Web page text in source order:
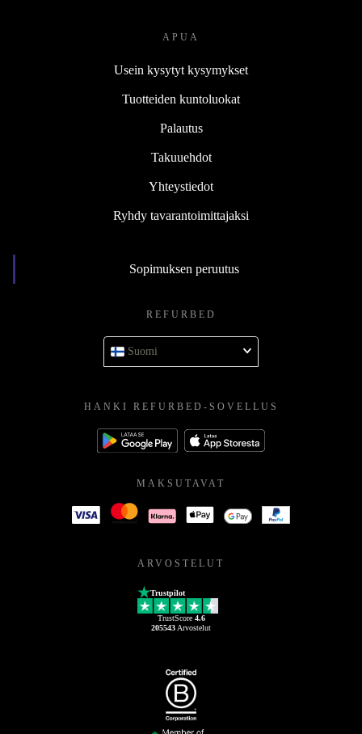
APUA
Usein kysytyt kysymykset
Tuotteiden kuntoluokat
Palautus
Takuuehdot
Yhteystiedot
Ryhdy tavarantoimittajaksi
Sopimuksen peruutus
REFURBED
Suomi
HANKI REFURBED-SOVELLUS
MAKSUTAVAT
ARVOSTELUT
Trustpilot
TrustScore 4.6
205543 Arvostelut